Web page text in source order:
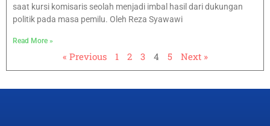
saat kursi komisaris seolah menjadi imbal hasil dari dukungan
politik pada masa pemilu. Oleh Reza Syawawi
Read More »
« Previous 1 2 3 4 5 Next »